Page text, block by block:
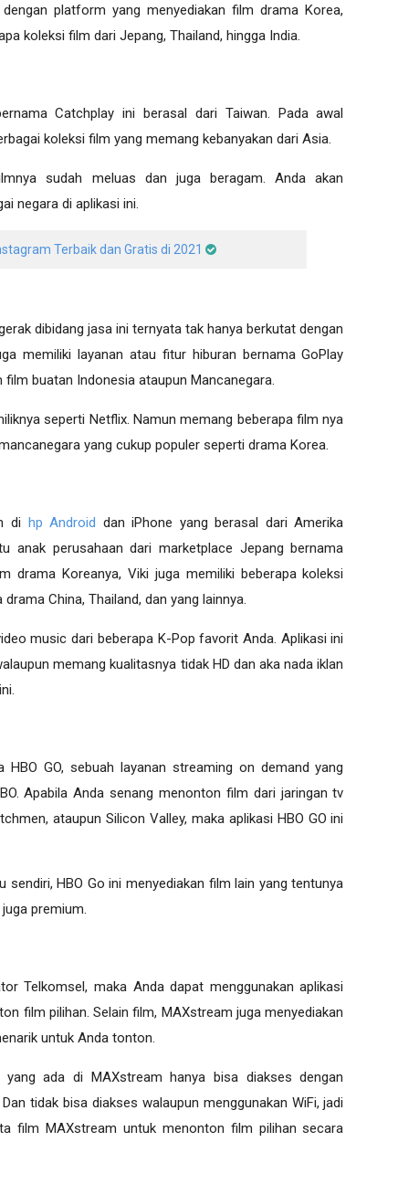
platform yang menyediakan film drama Korea,
koleksi film dari Jepang, Thailand, hingga India.
Catchplay ini berasal dari Taiwan. Pada awal
koleksi film yang memang kebanyakan dari Asia.
sudah meluas dan juga beragam. Anda akan
negara di aplikasi ini.
Terbaik dan Gratis di 2021
dibidang jasa ini ternyata tak hanya berkutat dengan
memiliki layanan atau fitur hiburan bernama GoPlay
buatan Indonesia ataupun Mancanegara.
seperti Netflix. Namun memang beberapa film nya
yang cukup populer seperti drama Korea.
di hp Android dan iPhone yang berasal dari Amerika
anak perusahaan dari marketplace Jepang bernama
drama Koreanya, Viki juga memiliki beberapa koleksi
China, Thailand, dan yang lainnya.
music dari beberapa K-Pop favorit Anda. Aplikasi ini
memang kualitasnya tidak HD dan aka nada iklan
GO, sebuah layanan streaming on demand yang
Apabila Anda senang menonton film dari jaringan tv
ataupun Silicon Valley, maka aplikasi HBO GO ini
sendiri, HBO Go ini menyediakan film lain yang tentunya
premium.
Telkomsel, maka Anda dapat menggunakan aplikasi
film pilihan. Selain film, MAXstream juga menyediakan
untuk Anda tonton.
yang ada di MAXstream hanya bisa diakses dengan
tidak bisa diakses walaupun menggunakan WiFi, jadi
film MAXstream untuk menonton film pilihan secara